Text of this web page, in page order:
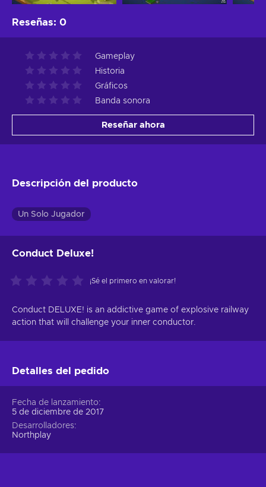
Reseñas: 0
Gameplay
Historia
Gráficos
Banda sonora
Reseñar ahora
Descripción del producto
Un Solo Jugador
Conduct Deluxe!
¡Sé el primero en valorar!
Conduct DELUXE! is an addictive game of explosive railway
action that will challenge your inner conductor.
Detalles del pedido
Fecha de lanzamiento
5 de diciembre de 2017
Desarrolladores
Northplay